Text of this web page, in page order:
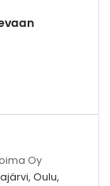
Oy
Oulu,